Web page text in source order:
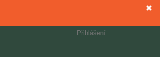
✖
Přihlášení